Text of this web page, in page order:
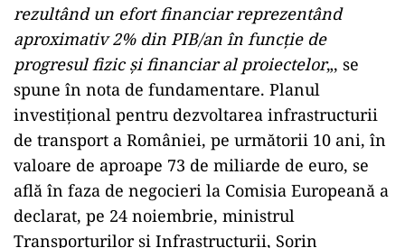
rezultând un efort financiar reprezentând
aproximativ 2% din PIB/an în funcţie de
progresul fizic şi financiar al proiectelor„, se
spune în nota de fundamentare. Planul
investiţional pentru dezvoltarea infrastructurii
de transport a României, pe următorii 10 ani, în
valoare de aproape 73 de miliarde de euro, se
află în faza de negocieri la Comisia Europeană a
declarat, pe 24 noiembrie, ministrul
Transporturilor şi Infrastructurii, Sorin